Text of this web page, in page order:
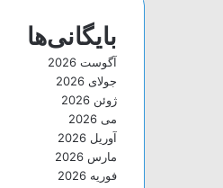
بایگانی‌ها
آگوست 2026
جولای 2026
ژوئن 2026
می 2026
آوریل 2026
مارس 2026
فوریه 2026